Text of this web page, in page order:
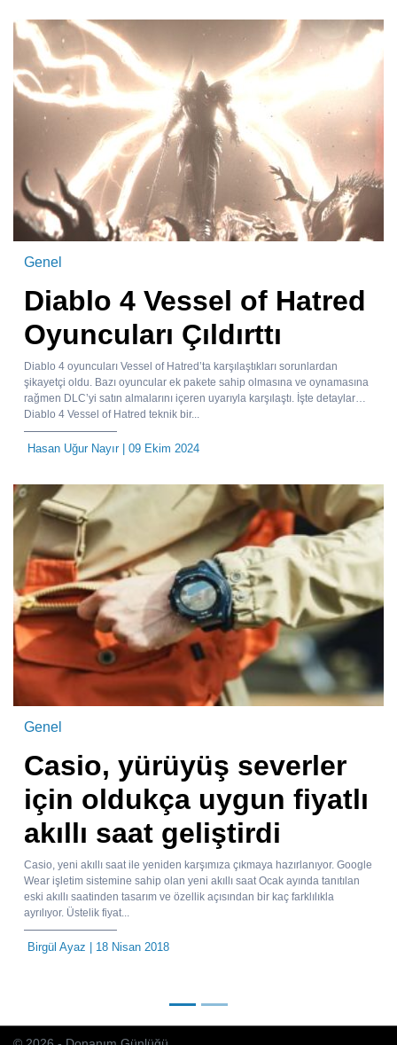
Genel
Diablo 4 Vessel of Hatred
Oyuncuları Çıldırttı
Diablo 4 oyuncuları Vessel of Hatred’ta karşılaştıkları sorunlardan
şikayetçi oldu. Bazı oyuncular ek pakete sahip olmasına ve oynamasına
rağmen DLC’yi satın almalarını içeren uyarıyla karşılaştı. İşte detaylar…
Diablo 4 Vessel of Hatred teknik bir...
Hasan Uğur Nayır| 09 Ekim 2024
Genel
Casio, yürüyüş severler
için oldukça uygun fiyatlı
akıllı saat geliştirdi
Casio, yeni akıllı saat ile yeniden karşımıza çıkmaya hazırlanıyor. Google
Wear işletim sistemine sahip olan yeni akıllı saat Ocak ayında tanıtılan
eski akıllı saatinden tasarım ve özellik açısından bir kaç farklılıkla
ayrılıyor. Üstelik fiyat...
Birgül Ayaz | 18 Nisan 2018